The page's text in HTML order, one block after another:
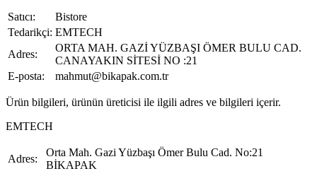
Satıcı:
Bistore
Tedarikçi: EMTECH
Adres:
ORTA MAH. GAZİ YÜZBAŞI ÖMER BULU CAD.
CANAYAKIN SİTESİ NO :21
E-posta:
mahmut@bikapak.com.tr
Ürün bilgileri, ürünün üreticisi ile ilgili adres ve bilgileri içerir.
EMTECH
Adres:
Orta Mah. Gazi Yüzbaşı Ömer Bulu Cad. No:21
BİKAPAK